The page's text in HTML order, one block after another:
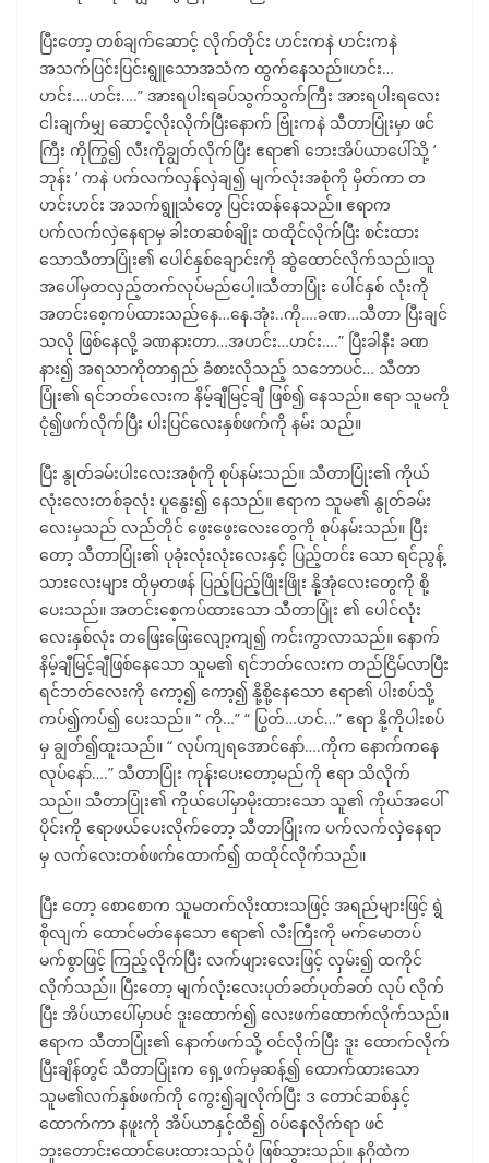
ပြီးတော့ တစ်ချက်ဆောင့် လိုက်တိုင်း ဟင်းကနဲ ဟင်းကနဲ
အသက်ပြင်းပြင်းရွူသောအသံက ထွက်နေသည်။ဟင်း…
ဟင်း….ဟင်း….” အားရပါးရခပ်သွက်သွက်ကြီး အားရပါးရလေး
ငါးချက်မျှ ဆောင့်လိုးလိုက်ပြီးနောက် ဗြုံးကနဲ သီတာပြုံးမှာ ဖင်
ကြီး ကိုကြွ၍ လီးကိုချွတ်လိုက်ပြီး ဧရာ၏ ဘေးအိပ်ယာပေါ်သို့ ‘
ဘုန်း ’ ကနဲ ပက်လက်လှန်လှဲချ၍ မျက်လုံးအစုံကို မှိတ်ကာ တ
ဟင်းဟင်း အသက်ရွူသံတွေ ပြင်းထန်နေသည်။ ဧရာက
ပက်လက်လှဲနေရာမှ ခါးတဆစ်ချိုး ထထိုင်လိုက်ပြီး စင်းထား
သောသီတာပြုံး၏ ပေါင်နှစ်ချောင်းကို ဆွဲထောင်လိုက်သည်။သူ
အပေါ်မှတလှည့်တက်လုပ်မည်ပေါ့။သီတာပြုံး ပေါင်နှစ် လုံးကို
အတင်းစေ့ကပ်ထားသည်နေ…နေ.အုံး..ကို….ခဏ…သီတာ ပြီးချင်
သလို ဖြစ်နေလို့ ခဏနားတာ…အဟင်း…ဟင်း….” ပြီးခါနီး ခဏ
နား၍ အရသာကိုတာရှည် ခံစားလိုသည့် သဘောပင်… သီတာ
ပြုံး၏ ရင်ဘတ်လေးက နိမ့်ချီမြင့်ချီ ဖြစ်၍ နေသည်။ ဧရာ သူမကို
ငုံ၍ဖက်လိုက်ပြီး ပါးပြင်လေးနှစ်ဖက်ကို နမ်း သည်။
ပြီး နွုတ်ခမ်းပါးလေးအစုံကို စုပ်နမ်းသည်။ သီတာပြုံး၏ ကိုယ်
လုံးလေးတစ်ခုလုံး ပူနွေး၍ နေသည်။ ဧရာက သူမ၏ နွုတ်ခမ်း
လေးမှသည် လည်တိုင် ဖွေးဖွေးလေးတွေကို စုပ်နမ်းသည်။ ပြီး
တော့ သီတာပြုံး၏ ပုခုံးလုံးလုံးလေးနှင့် ပြည့်တင်း သော ရင်ညွန့်
သားလေးများ ထိုမှတဖန် ပြည့်ပြည့်ဖြိုးဖြိုး နို့အုံလေးတွေကို စို့
ပေးသည်။ အတင်းစေ့ကပ်ထားသော သီတာပြုံး ၏ ပေါင်လုံး
လေးနှစ်လုံး တဖြေးဖြေးလျော့ကျ၍ ကင်းကွာလာသည်။ နောက်
နိမ့်ချီမြင့်ချီဖြစ်နေသော သူမ၏ ရင်ဘတ်လေးက တည်ငြိမ်လာပြီး
ရင်ဘတ်လေးကို ကော့၍ ကော့၍ နို့စို့နေသော ဧရာ၏ ပါးစပ်သို့
ကပ်၍ကပ်၍ ပေးသည်။ “ ကို…” “ ပြွတ်…ဟင်…” ဧရာ နို့ကိုပါးစပ်
မှ ချွတ်၍ထူးသည်။ “ လုပ်ကျရအောင်နော်….ကိုက နောက်ကနေ
လုပ်နော်….” သီတာပြုံး ကုန်းပေးတော့မည်ကို ဧရာ သိလိုက်
သည်။ သီတာပြုံး၏ ကိုယ်ပေါ်မှာမိုးထားသော သူ၏ ကိုယ်အပေါ်
ပိုင်းကို ဧရာဖယ်ပေးလိုက်တော့ သီတာပြုံးက ပက်လက်လှဲနေရာ
မှ လက်လေးတစ်ဖက်ထောက်၍ ထထိုင်လိုက်သည်။
ပြီး တော့ စောစောက သူမတက်လိုးထားသဖြင့် အရည်များဖြင့် ရွဲ
စိုလျက် ထောင်မတ်နေသော ဧရာ၏ လီးကြီးကို မက်မောတပ်
မက်စွာဖြင့် ကြည့်လိုက်ပြီး လက်ဖျားလေးဖြင့် လှမ်း၍ ထကိုင်
လိုက်သည်။ ပြီးတော့ မျက်လုံးလေးပုတ်ခတ်ပုတ်ခတ် လုပ် လိုက်
ပြီး အိပ်ယာပေါ်မှာပင် ဒူးထောက်၍ လေးဖက်ထောက်လိုက်သည်။
ဧရာက သီတာပြုံး၏ နောက်ဖက်သို့ ဝင်လိုက်ပြီး ဒူး ထောက်လိုက်
ပြီးချိန်တွင် သီတာပြုံးက ရှေ့ဖက်မှဆန့်၍ ထောက်ထားသော
သူမ၏လက်နှစ်ဖက်ကို ကွေး၍ချလိုက်ပြီး ဒ တောင်ဆစ်နှင့်
ထောက်ကာ နဖူးကို အိပ်ယာနှင့်ထိ၍ ဝပ်နေလိုက်ရာ ဖင်
ဘူးတောင်းထောင်ပေးထားသည့်ပုံ ဖြစ်သွားသည်။ နဂိုထဲက